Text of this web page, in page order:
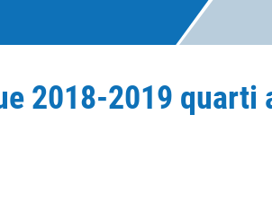
2018-2019 quarti